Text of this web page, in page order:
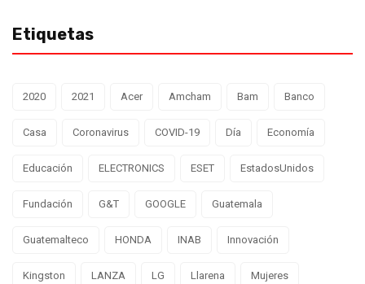
Etiquetas
2020 2021 Acer Amcham Bam Banco
Casa Coronavirus COVID-19 Día Economía
Educación ELECTRONICS ESET EstadosUnidos
Fundación G&T GOOGLE Guatemala
Guatemalteco HONDA INAB Innovación
Kingston LANZA LG Llarena Mujeres